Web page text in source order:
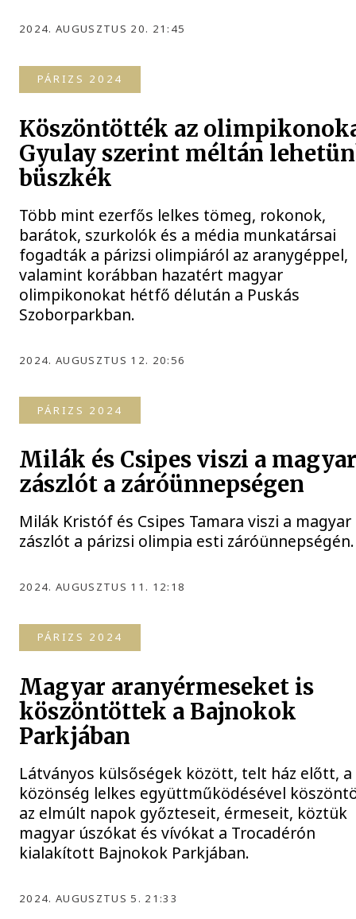
2024. AUGUSZTUS 20. 21:45
PÁRIZS 2024
Köszöntötték az
Gyulay szerint méltán
büszkék
Több mint ezerfős lelkes tömeg, rokonok,
barátok, szurkolók és a média munkatársai
fogadták a párizsi olimpiáról az aranygéppel,
valamint korábban hazatért magyar
olimpikonokat hétfő délután a Puskás
Szoborparkban.
2024. AUGUSZTUS 12. 20:56
PÁRIZS 2024
Milák és Csipes viszi a
zászlót a záróünnepségen
Milák Kristóf és Csipes Tamara viszi a magyar
zászlót a párizsi olimpia esti záróünnepségén.
2024. AUGUSZTUS 11. 12:18
PÁRIZS 2024
Magyar aranyérmeseket is
köszöntöttek a Bajnokok
Parkjában
Látványos külsőségek között, telt ház előtt, a
közönség lelkes együttműködésével
az elmúlt napok győzteseit, érmeseit, köztük
magyar úszókat és vívókat a Trocadérón
kialakított Bajnokok Parkjában.
2024. AUGUSZTUS 5. 21:33